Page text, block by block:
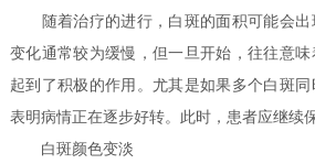
随着治疗的进行，白斑的面积可能会出
变化通常较为缓慢，但一旦开始，往往意
起到了积极的作用。尤其是如果多个白斑同
表明病情正在逐步好转。此时，患者应继续
白斑颜色变淡